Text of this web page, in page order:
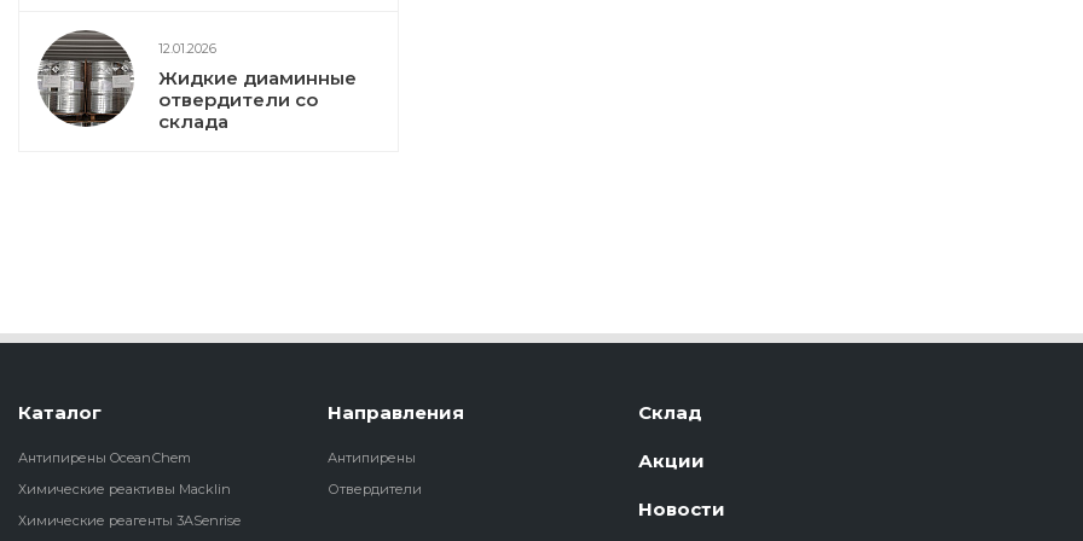
12.01.2026
Жидкие диаминные
отвердители со
склада
Каталог
Антипирены OceanСhem
Химические реактивы Macklin
Химические реагенты 3ASenrise
Направления
Антипирены
Отвердители
Склад
Акции
Новости